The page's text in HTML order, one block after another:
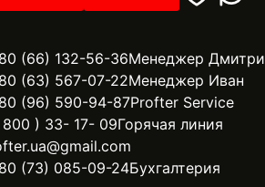
(66) 132-56-36Менеджер
(63) 567-07-22Менеджер Иван
(96) 590-94-87Profter Service
) 33- 17- 09Горячая линия
(73) 085-09-24Бухгалтерия